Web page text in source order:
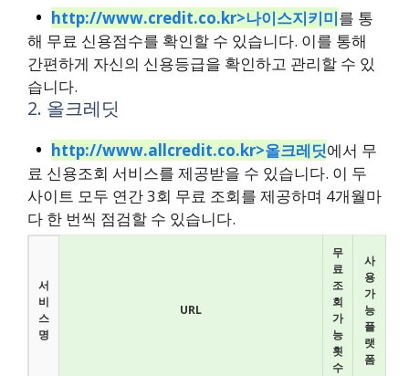
http://www.credit.co.kr>나이스지키미를 통
해 무료 신용점수를 확인할 수 있습니다. 이를 통해
간편하게 자신의 신용등급을 확인하고 관리할 수 있
습니다.
2. 올크레딧
http://www.allcredit.co.kr>올크레딧에서 무
료 신용조회 서비스를 제공받을 수 있습니다. 이 두
사이트 모두 연간 3회 무료 조회를 제공하며 4개월마
다 한 번씩 점검할 수 있습니다.
서
비
스
명
URL
무
료
조
회
가
능
횟
수
사
용
가
능
플
랫
폼